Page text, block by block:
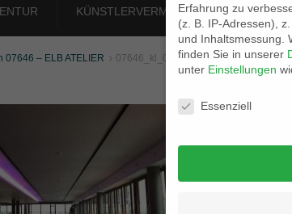
KÜNSTLERVERMITTLUNG
07646 – ELB ATELIER  07646_kl_06
Erfahrung zu
(z. B. IP-Adressen),
und Inhaltsmessung.
finden Sie in unserer
unter Einstellungen
Essenziell